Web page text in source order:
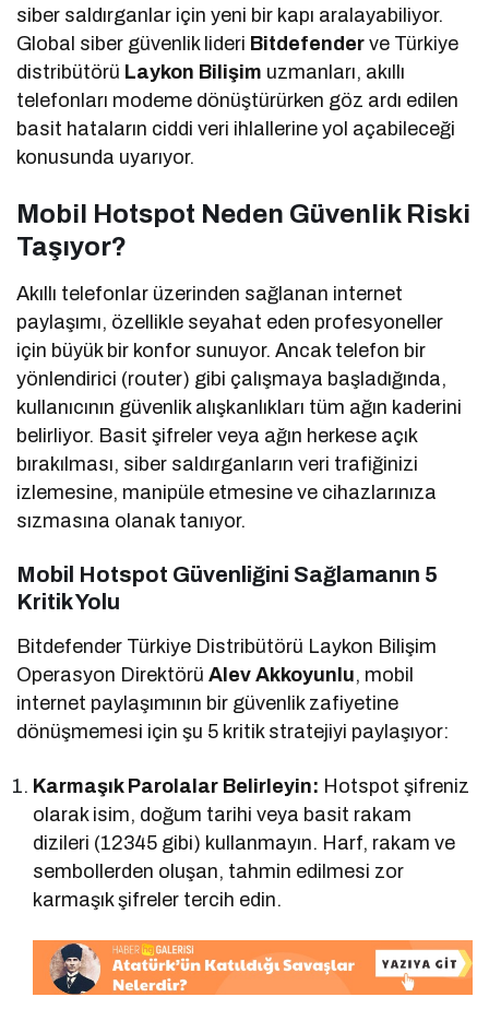
siber saldırganlar için yeni bir kapı aralayabiliyor.
Global siber güvenlik lideri Bitdefender ve Türkiye
distribütörü Laykon Bilişim uzmanları, akıllı
telefonları modeme dönüştürürken göz ardı edilen
basit hataların ciddi veri ihlallerine yol açabileceği
konusunda uyarıyor.
Mobil Hotspot Neden Güvenlik Riski
Taşıyor?
Akıllı telefonlar üzerinden sağlanan internet
paylaşımı, özellikle seyahat eden profesyoneller
için büyük bir konfor sunuyor. Ancak telefon bir
yönlendirici (router) gibi çalışmaya başladığında,
kullanıcının güvenlik alışkanlıkları tüm ağın kaderini
belirliyor. Basit şifreler veya ağın herkese açık
bırakılması, siber saldırganların veri trafiğinizi
izlemesine, manipüle etmesine ve cihazlarınıza
sızmasına olanak tanıyor.
Mobil Hotspot Güvenliğini Sağlamanın 5
Kritik Yolu
Bitdefender Türkiye Distribütörü Laykon Bilişim
Operasyon DirektörüAlev Akkoyunlu, mobil
internet paylaşımının bir güvenlik zafiyetine
dönüşmemesi için şu 5 kritik stratejiyi paylaşıyor:
Karmaşık Parolalar Belirleyin: Hotspot şifreniz
olarak isim, doğum tarihi veya basit rakam
dizileri (12345 gibi) kullanmayın. Harf, rakam ve
sembollerden oluşan, tahmin edilmesi zor
karmaşık şifreler tercih edin.